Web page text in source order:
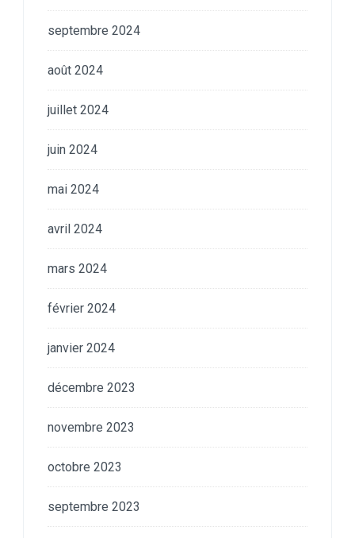
septembre 2024
août 2024
juillet 2024
juin 2024
mai 2024
avril 2024
mars 2024
février 2024
janvier 2024
décembre 2023
novembre 2023
octobre 2023
septembre 2023